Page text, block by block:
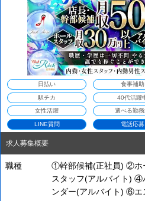
日払い 食事補助
駅チカ 40代活躍
女性活躍 選べる勤
LINE質問 電話応募
求人募集概要
職種
①幹部候補(正社員) ②ホ
スタッフ(アルバイト)
ンダー(アルバイト) ⑥